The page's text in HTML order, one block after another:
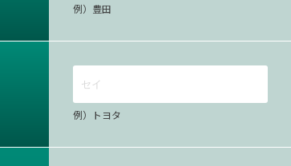
例）豊田
例）トヨタ